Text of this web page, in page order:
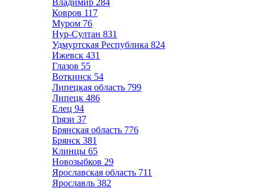
Владимир 284
Ковров 117
Муром 76
Нур-Султан 831
Удмуртская Республика 824
Ижевск 431
Глазов 55
Воткинск 54
Липецкая область 799
Липецк 486
Елец 94
Грязи 37
Брянская область 776
Брянск 381
Клинцы 65
Новозыбков 29
Ярославская область 711
Ярославль 382